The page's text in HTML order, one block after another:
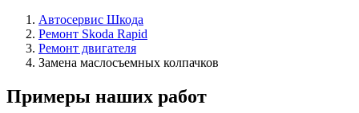
Автосервис Шкода
Ремонт Skoda Rapid
Ремонт двигателя
Замена маслосъемных колпачков
Примеры наших работ